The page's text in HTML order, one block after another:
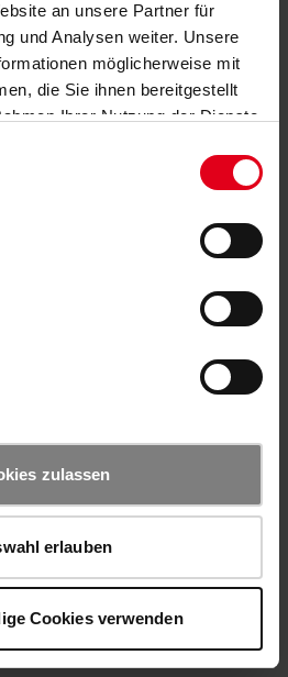
an unsere Partner für
und Analysen weiter. Unsere
möglicherweise mit
die Sie ihnen bereitgestellt
Ihrer Nutzung der Dienste
zulassen
erlauben
Cookies verwenden